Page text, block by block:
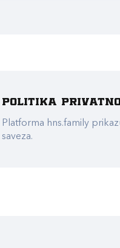
Politika
Platforma hns.family
saveza.